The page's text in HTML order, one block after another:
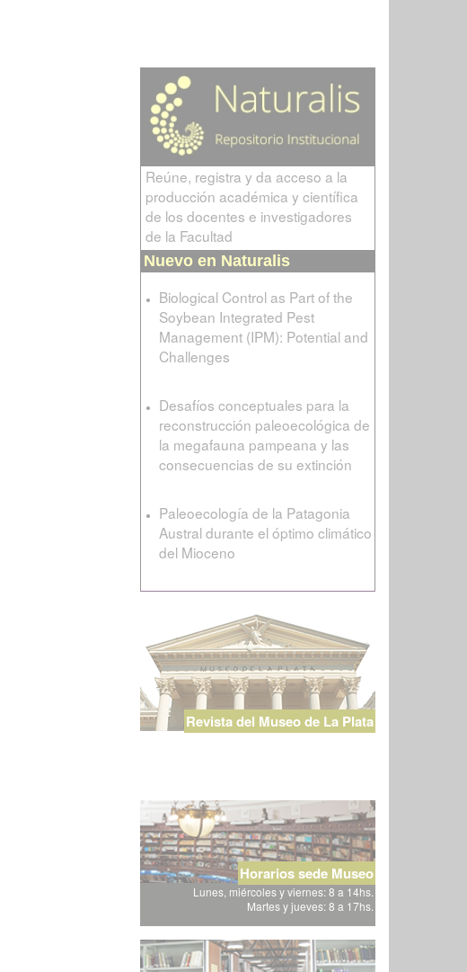
Reúne, registra y da acceso a la
producción académica y científica
de los docentes e investigadores
de la Facultad
Nuevo en Naturalis
Biological Control as Part of the
Soybean Integrated Pest
Management (IPM): Potential and
Challenges
Desafíos conceptuales para la
reconstrucción paleoecológica de
la megafauna pampeana y las
consecuencias de su extinción
Paleoecología de la Patagonia
Austral durante el óptimo climático
del Mioceno
Revista del Museo de La Plata
Horarios sede Museo
Lunes, miércoles y viernes: 8 a 14hs.
Martes y jueves: 8 a 17hs.